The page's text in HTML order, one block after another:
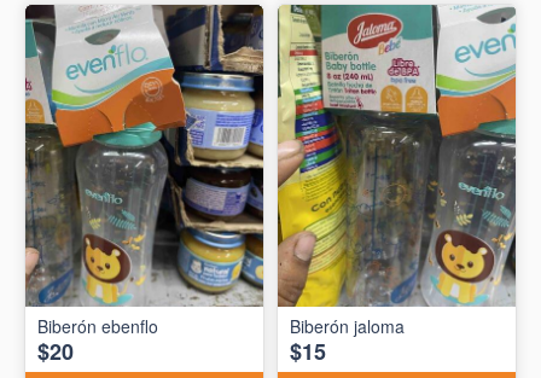
Biberón ebenflo
$20
Biberón jaloma
$15